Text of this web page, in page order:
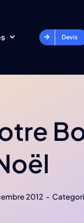
Devis
2012 -